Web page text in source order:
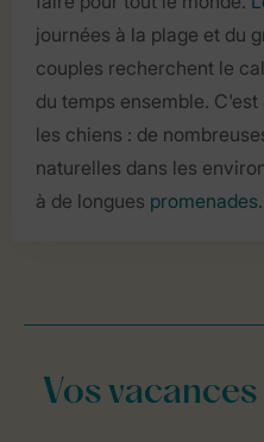
journées à la plage et du
couples recherchent le
du temps ensemble.
les chiens : de
naturelles dans les
à de longues promenades.
Vos